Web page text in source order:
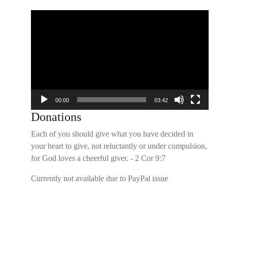
00:00 03:42
Donations
Each of you should give what you have decided in
your heart to give, not reluctantly or under compulsion,
for God loves a cheerful giver. - 2 Cor 9:7
Currently not available due to PayPal issue